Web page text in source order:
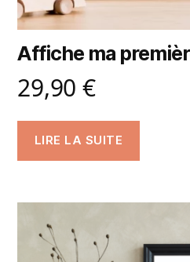
Affiche ma
29,90 €
LIRE LA SUITE